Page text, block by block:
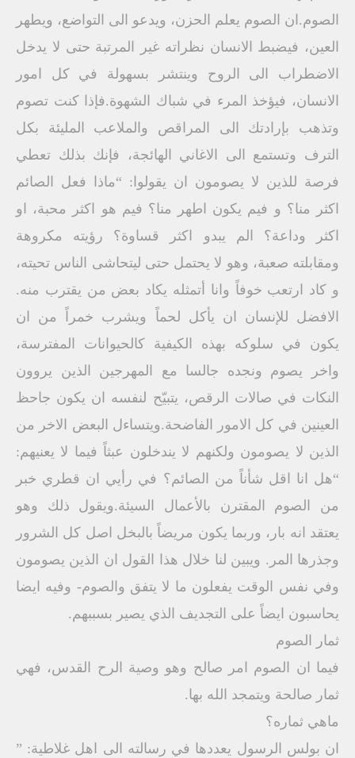
الصوم.ان الصوم يعلم الحزن، ويدعو الى التواضع، ويطهر
العين، فيضبط الانسان نظراته غير المرتبة حتى لا يدخل
الاضطراب الى الروح وينتشر بسهولة في كل امور
الانسان، فيؤخذ المرء في شباك الشهوة.فإذا كنت تصوم
وتذهب بإرادتك الى المراقص والملاعب المليئة بكل
الترف وتستمع الى الاغاني الهائجة، فإنك بذلك تعطي
فرصة للذين لا يصومون ان يقولوا: “ماذا فعل الصائم
اكثر منا؟ و فيم يكون اطهر منا؟ فيم هو اكثر محبة، او
اكثر وداعة؟ الم يبدو اكثر قساوة؟ رؤيته مكروهة
ومقابلته صعبة، وهو لا يحتمل حتى ليتحاشى الناس تحيته،
و كاد ارتعب خوفاً وانا أتمثله يكاد بعض من يقترب منه.
الافضل للإنسان ان يأكل لحماً ويشرب خمراً من ان
يكون في سلوكه بهذه الكيفية كالحيوانات المفترسة،
واخر يصوم ونجده جالسا مع المهرجين الذين يروون
النكات في صالات الرقص، يتبيّح لنفسه ان يكون جاحظ
العينين في كل الامور الفاضحة.ويتساءل البعض الاخر من
الذين لا يصومون ولكنهم لا يندخلون عبثاً فيما لا يعنيهم:
“هل انا اقل شأناً من الصائم؟ في رأيي ان قطري خبر
من الصوم المقترن بالأعمال السيئة.ويقول ذلك وهو
يعتقد انه بار، وربما يكون مريضاً بالبخل اصل كل الشرور
وجذرها المر. ويبين لنا خلال هذا القول ان الذين يصومون
وفي نفس الوقت يفعلون ما لا يتفق والصوم- وفيه ايضا
يحاسبون ايضاً على التجديف الذي يصير بسببهم.
ثمار الصوم
فيما ان الصوم امر صالح وهو وصية الرح القدس، فهي
ثمار صالحة ويتمجد الله بها.
ماهي ثماره؟
ان بولس الرسول يعددها في رسالته الى اهل غلاطية: ”